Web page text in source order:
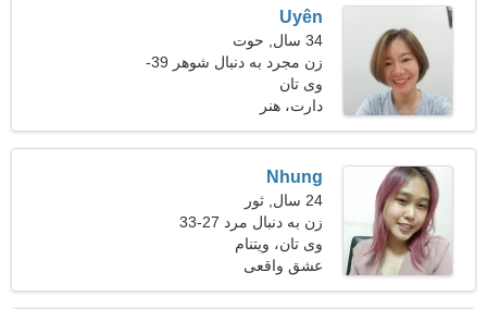
Uyên
34 سال, حوت
زن مجرد به دنبال شوهر 39-
46
وی تان
دارت، هنر
Nhung
24 سال, ثور
زن به دنبال مرد 27-33
وی تان، ویتنام
عشق واقعی